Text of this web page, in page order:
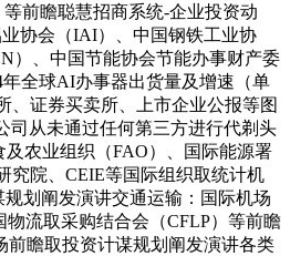
等前瞻聪慧招商系统-企业投资动
协会（IAI）、中国钢铁工业协
）、中国节能协会节能办事财产委
全球AI办事器出货量及增速（单
、证券买卖所、上市企业公报等图
司从未通过任何第三方进行代剃头
农业组织（FAO）、国际能源署
究院、CEIE等国际组织取统计机
划阐发演讲交通运输：国际机场
流取采购结合会（CFLP）等前瞻
前瞻取投资计谋规划阐发演讲各类